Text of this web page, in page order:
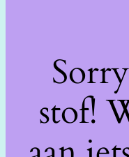
stof!